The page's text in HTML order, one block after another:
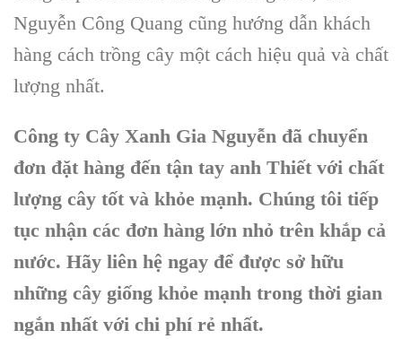
Nguyễn Công Quang cũng hướng dẫn khách
hàng cách trồng cây một cách hiệu quả và chất
lượng nhất.
Công ty Cây Xanh Gia Nguyễn đã chuyển
đơn đặt hàng đến tận tay anh Thiết với chất
lượng cây tốt và khỏe mạnh. Chúng tôi tiếp
tục nhận các đơn hàng lớn nhỏ trên khắp cả
nước. Hãy liên hệ ngay để được sở hữu
những cây giống khỏe mạnh trong thời gian
ngắn nhất với chi phí rẻ nhất.